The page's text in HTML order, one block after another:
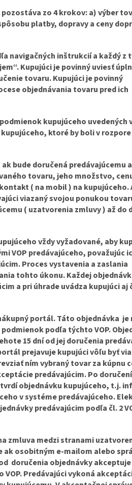
zo 4 krokov: a) výber
platby, dopravy a ceny
navigačných inštrukcií a každý z
Kupujúci je povinný uviesť
tovaru. Kupujúci je povinný
objednávania tovaru pred ich
kupujúceho uvedených
ktoré by boli v
bude doručená predávajúcemu
tovaru, jeho množstvo,
( na mobil ) na kupujúceho.
viazaný svojou ponukou
( uzatvorenia zmluvy ) až do
vždy vyžadované, aby
VOP predávajúceho, považujúc
Proces vystavenia a zaslania
tohto úkonu. Každej
a pri úhrade uvádza kupujúci aj
portál. Táto objednávka je
podľa týchto VOP.
15 dní od jej doručenia
prejavuje kupujúci vôľu byť
ním vybraný tovar za kúpnu
predávajúcim. Po doručení
objednávku kupujúceho, t.j.
v systéme predávajúceho.
predávajúcim podľa čl. 2
zmluva medzi stranami
ak osobitným e-mailom alebo
doručenia objednávky
Predávajúci vykoná